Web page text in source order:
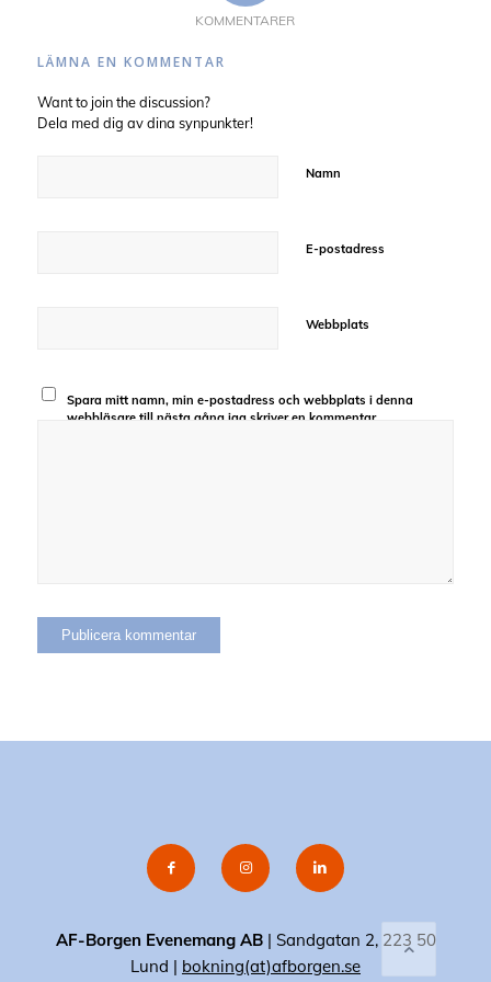
KOMMENTARER
LÄMNA EN KOMMENTAR
Want to join the discussion?
Dela med dig av dina synpunkter!
Namn
E-postadress
Webbplats
Spara mitt namn, min e-postadress och webbplats i denna
webbläsare till nästa gång jag skriver en kommentar.
AF-Borgen Evenemang AB| Sandgatan 2, 223 50
Lund | bokning(at)afborgen.se